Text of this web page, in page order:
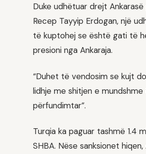
Duke udhëtuar drejt
Recep Tayyip Erdogan, një
të kuptohej se është gati të
presioni nga Ankaraja.
“Duhet të vendosim se kujt
lidhje me shitjen e
përfundimtar”.
Turqia ka paguar tashmë 1.4
SHBA. Nëse sanksionet